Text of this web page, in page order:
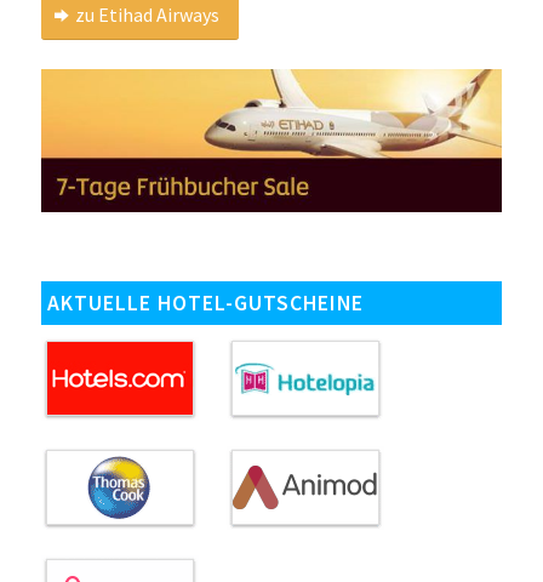
zu Etihad Airways
AKTUELLE HOTEL-GUTSCHEINE